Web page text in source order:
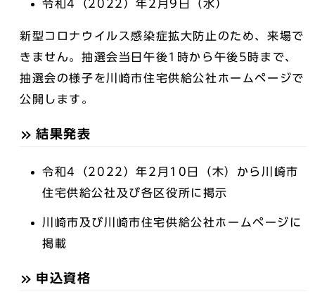
令和4（2022）年2月9日（水）
新型コロナウイルス感染症拡大防止のため、来場で
きません。抽選会当日午後1時から午後5時まで、
抽選会の様子を川崎市住宅供給公社ホームページで
公開します。
結果発表
令和4（2022）年2月10日（木）から川崎市
住宅供給公社及び各区役所に掲示
川崎市及び川崎市住宅供給公社ホームページに
掲載
申込資格